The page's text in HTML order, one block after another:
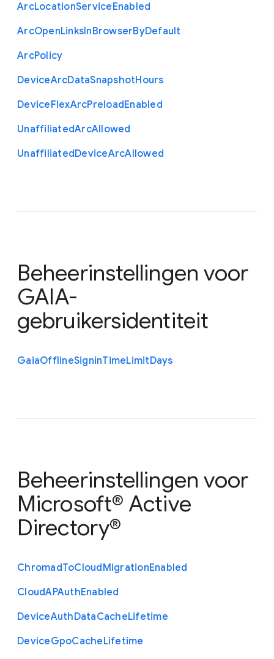
ArcLocationServiceEnabled
ArcOpenLinksInBrowserByDefault
ArcPolicy
DeviceArcDataSnapshotHours
DeviceFlexArcPreloadEnabled
UnaffiliatedArcAllowed
UnaffiliatedDeviceArcAllowed
Beheerinstellingen voor
GAIA-
gebruikersidentiteit
GaiaOfflineSigninTimeLimitDays
Beheerinstellingen voor
Microsoft® Active
Directory®
ChromadToCloudMigrationEnabled
CloudAPAuthEnabled
DeviceAuthDataCacheLifetime
DeviceGpoCacheLifetime